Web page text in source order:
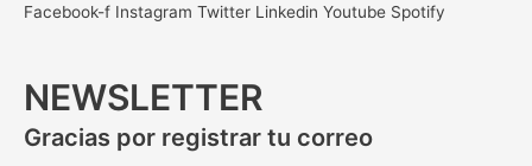
Facebook-f Instagram Twitter Linkedin Youtube Spotify
NEWSLETTER
Gracias por registrar tu correo